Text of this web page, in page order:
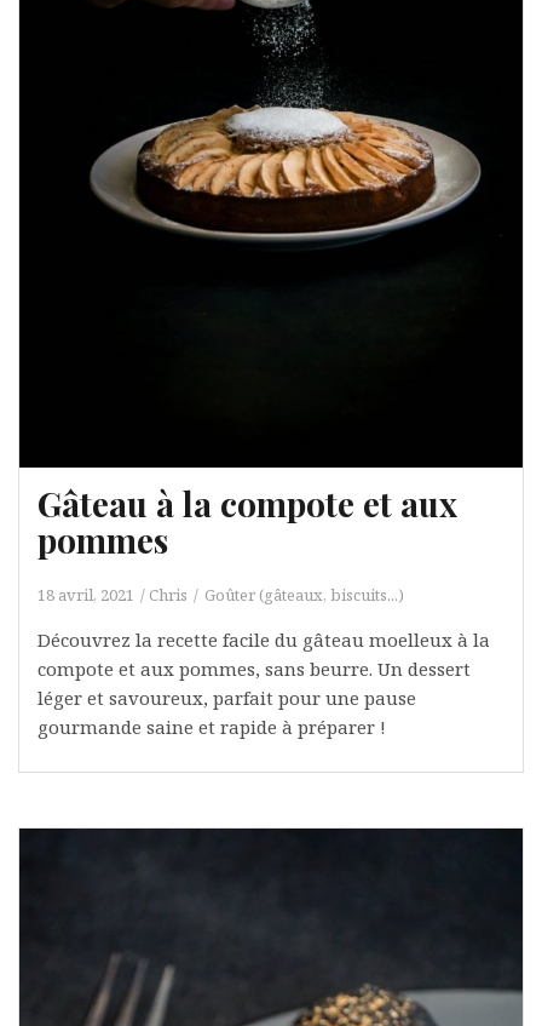
Gâteau à la compote et aux
pommes
18 avril, 2021 Chris Goûter (gâteaux, biscuits...)
Découvrez la recette facile du gâteau moelleux à la
compote et aux pommes, sans beurre. Un dessert
léger et savoureux, parfait pour une pause
gourmande saine et rapide à préparer !